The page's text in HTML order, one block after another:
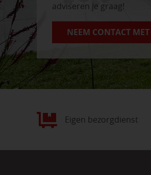
adviseren je graag!
NEEM CONTACT
Eigen bezorgdienst